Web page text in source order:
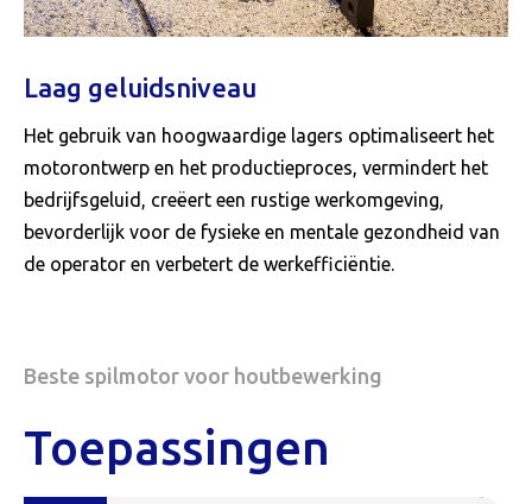
Laag geluidsniveau
Het gebruik van hoogwaardige lagers optimaliseert het
motorontwerp en het productieproces, vermindert het
bedrijfsgeluid, creëert een rustige werkomgeving,
bevorderlijk voor de fysieke en mentale gezondheid van
de operator en verbetert de werkefficiëntie.
Beste spilmotor voor houtbewerking
Toepassingen